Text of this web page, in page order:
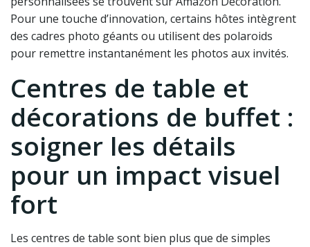
Pour une touche d’innovation, certains hôtes intègrent
des cadres photo géants ou utilisent des polaroids
pour remettre instantanément les photos aux invités.
Centres de table et
décorations de buffet :
soigner les détails
pour un impact visuel
fort
Les centres de table sont bien plus que de simples